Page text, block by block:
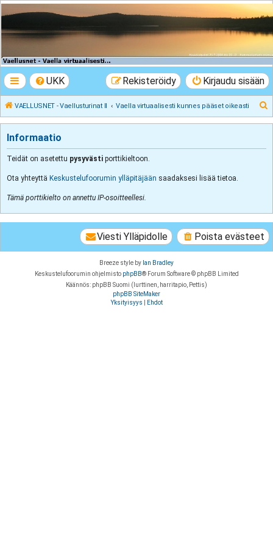
VAELLUSNET -
Vaellusturinat II
UKK Kirjaudu sisään
Rekisteröidy
VAELLUSNET - Vaellusturinat II Vaella virtuaalisesti kunnes pääset oikeasti
Informaatio
Teidät on asetettu pysyvästi porttikieltoon.
Ota yhteyttä Keskustelufoorumin ylläpitäjään saadaksesi lisää tietoa.
Tämä porttikielto on annettu IP-osoitteellesi.
Poista evästeet
Viesti Ylläpidolle
Breeze style by Ian Bradley
Keskustelufoorumin ohjelmisto phpBB® Forum Software © phpBB Limited
Käännös: phpBB Suomi (lurttinen, harritapio, Pettis)
phpBB SiteMaker
Yksityisyys
Ehdot